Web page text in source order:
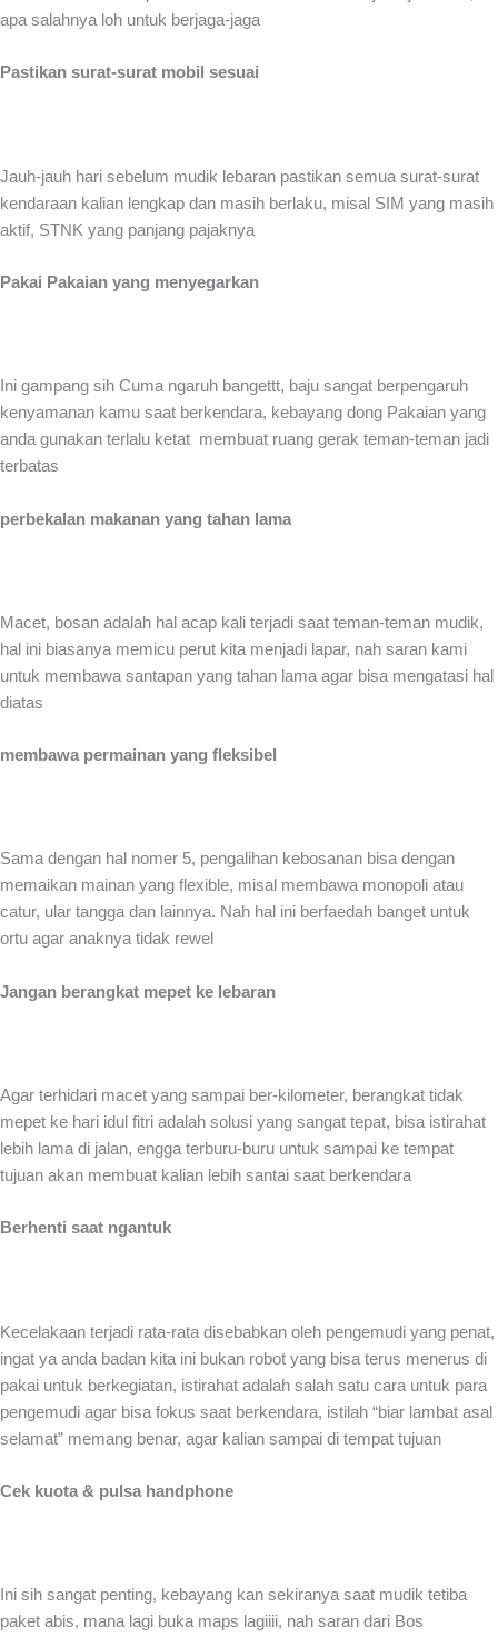
apa salahnya loh untuk berjaga-jaga
Pastikan surat-surat mobil sesuai
Jauh-jauh hari sebelum mudik lebaran pastikan semua surat-surat
kendaraan kalian lengkap dan masih berlaku, misal SIM yang masih
aktif, STNK yang panjang pajaknya
Pakai Pakaian yang menyegarkan
Ini gampang sih Cuma ngaruh bangettt, baju sangat berpengaruh
kenyamanan kamu saat berkendara, kebayang dong Pakaian yang
anda gunakan terlalu ketat membuat ruang gerak teman-teman jadi
terbatas
perbekalan makanan yang tahan lama
Macet, bosan adalah hal acap kali terjadi saat teman-teman mudik,
hal ini biasanya memicu perut kita menjadi lapar, nah saran kami
untuk membawa santapan yang tahan lama agar bisa mengatasi hal
diatas
membawa permainan yang fleksibel
Sama dengan hal nomer 5, pengalihan kebosanan bisa dengan
memaikan mainan yang flexible, misal membawa monopoli atau
catur, ular tangga dan lainnya. Nah hal ini berfaedah banget untuk
ortu agar anaknya tidak rewel
Jangan berangkat mepet ke lebaran
Agar terhidari macet yang sampai ber-kilometer, berangkat tidak
mepet ke hari idul fitri adalah solusi yang sangat tepat, bisa istirahat
lebih lama di jalan, engga terburu-buru untuk sampai ke tempat
tujuan akan membuat kalian lebih santai saat berkendara
Berhenti saat ngantuk
Kecelakaan terjadi rata-rata disebabkan oleh pengemudi yang penat,
ingat ya anda badan kita ini bukan robot yang bisa terus menerus di
pakai untuk berkegiatan, istirahat adalah salah satu cara untuk para
pengemudi agar bisa fokus saat berkendara, istilah “biar lambat asal
selamat” memang benar, agar kalian sampai di tempat tujuan
Cek kuota & pulsa handphone
Ini sih sangat penting, kebayang kan sekiranya saat mudik tetiba
paket abis, mana lagi buka maps lagiiii, nah saran dari Bos